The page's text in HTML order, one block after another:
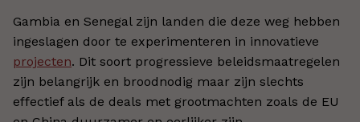
Gambia en Senegal zijn landen die deze weg hebben
ingeslagen door te experimenteren in innovatieve
projecten. Dit soort progressieve beleidsmaatregelen
zijn belangrijk en broodnodig maar zijn slechts
effectief als de deals met grootmachten zoals de EU